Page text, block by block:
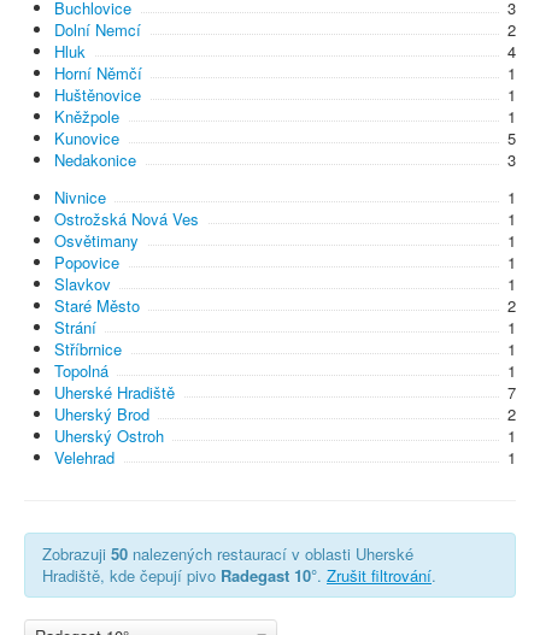
Buchlovice
3
Dolní Nemcí
2
Hluk
4
Horní Němčí
1
Huštěnovice
1
Kněžpole
1
Kunovice
5
Nedakonice
3
Nivnice
1
Ostrožská Nová Ves
1
Osvětimany
1
Popovice
1
Slavkov
1
Staré Město
2
Strání
1
Stříbrnice
1
Topolná
1
Uherské Hradiště
7
Uherský Brod
2
Uherský Ostroh
1
Velehrad
1
Zobrazuji 50 nalezených restaurací v oblasti Uherské
Hradiště, kde čepují pivo Radegast 10°. Zrušit filtrování.